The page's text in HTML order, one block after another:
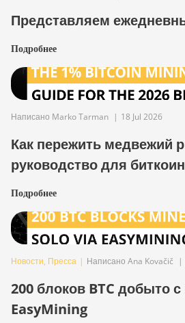
Представляем
Подробнее
Написано Marko Tarman | 18 Jul 2026
Как пережить медвежий
руководство для
Подробнее
Новости, Пресса | Написано Ana Kovačič |
200 блоков BTC добыто
EasyMining